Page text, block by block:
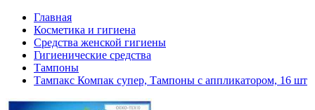
Главная
Косметика и гигиена
Средства женской гигиены
Гигиенические средства
Тампоны
Тампакс Компак супер, Тампоны с аппликатором, 16 шт